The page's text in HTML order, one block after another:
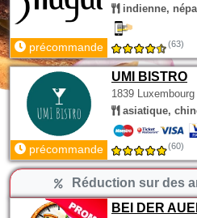
indienne,
précommande (63)
UMI BISTRO
1839 Luxembourg
asiatique,
précommande (60)
Réduction sur des
BEI DER